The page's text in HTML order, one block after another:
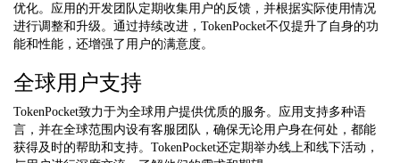
优化。应用的开发团队定期收集用户的反馈，并根据实际使用情况
进行调整和升级。通过持续改进，TokenPocket不仅提升了自身的功
能和性能，还增强了用户的满意度。
全球用户支持
TokenPocket致力于为全球用户提供优质的服务。应用支持多种语
言，并在全球范围内设有客服团队，确保无论用户身在何处，都能
获得及时的帮助和支持。TokenPocket还定期举办线上和线下活动，